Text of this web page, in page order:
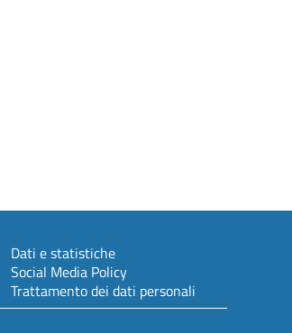
Dati e statistiche
Social Media Policy
Trattamento dei dati personali